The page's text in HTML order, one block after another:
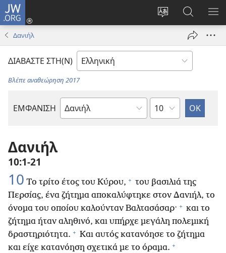
JW.ORG
Αλλαγή
γλώσσας
ιστότοπου
Σύνδεση
(ανοίγει
παράθυρο)
στο
JW.ORG
Δανιήλ
ΔΙΑΒΑΣΤΕ ΣΤΗ(Ν)
Βλέπε αναθεώρηση 2017
ΕΜΦΑΝΙΣΗ
Βιβλίο
Κεφάλαιο
Δανιήλ
10:1-21
10 Το τρίτο έτος του Κύρου, + του βασιλιά της
Περσίας, ένα ζήτημα αποκαλύφτηκε στον Δανιήλ, το
όνομα του οποίου καλούνταν Βαλτασάσαρ· + και το
ζήτημα ήταν αληθινό, και υπήρχε μεγάλη πολεμική
δραστηριότητα. + Και αυτός κατανόησε το ζήτημα
και είχε κατανόηση σχετικά με το όραμα. +